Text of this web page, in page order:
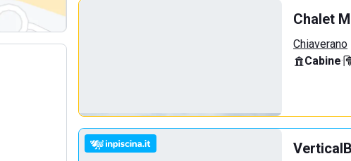
Chalet
Chiaverano
Cabine·